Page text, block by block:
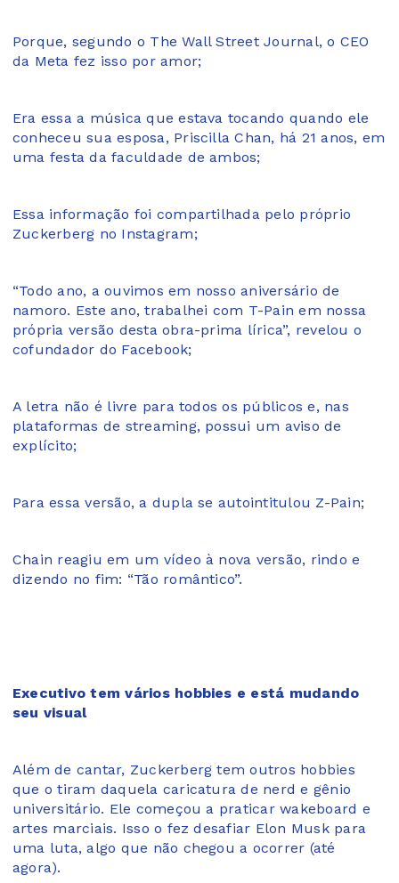
Porque, segundo o The Wall Street Journal, o CEO
da Meta fez isso por amor;
Era essa a música que estava tocando quando ele
conheceu sua esposa, Priscilla Chan, há 21 anos, em
uma festa da faculdade de ambos;
Essa informação foi compartilhada pelo próprio
Zuckerberg no Instagram;
“Todo ano, a ouvimos em nosso aniversário de
namoro. Este ano, trabalhei com T-Pain em nossa
própria versão desta obra-prima lírica”, revelou o
cofundador do Facebook;
A letra não é livre para todos os públicos e, nas
plataformas de streaming, possui um aviso de
explícito;
Para essa versão, a dupla se autointitulou Z-Pain;
Chain reagiu em um vídeo à nova versão, rindo e
dizendo no fim: “Tão romântico”.
Executivo tem vários hobbies e está mudando
seu visual
Além de cantar, Zuckerberg tem outros hobbies
que o tiram daquela caricatura de nerd e gênio
universitário. Ele começou a praticar wakeboard e
artes marciais. Isso o fez desafiar Elon Musk para
uma luta, algo que não chegou a ocorrer (até
agora).